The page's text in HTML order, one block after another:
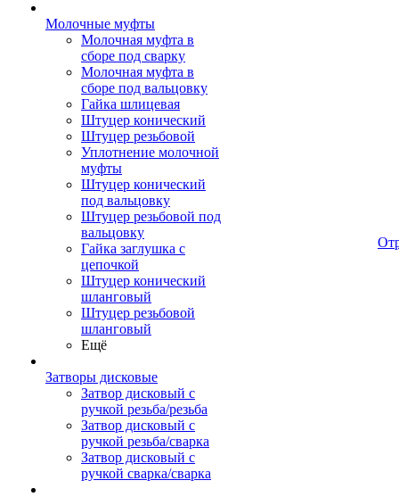
Молочные муфты
Молочная муфта в
сборе под сварку
Молочная муфта в
сборе под вальцовку
Гайка шлицевая
Штуцер конический
Штуцер резьбовой
Уплотнение молочной
муфты
Штуцер конический
под вальцовку
Штуцер резьбовой под
вальцовку
Гайка заглушка с
цепочкой
Штуцер конический
шланговый
Штуцер резьбовой
шланговый
Ещё
Затворы дисковые
Затвор дисковый с
ручкой резьба/резьба
Затвор дисковый с
ручкой резьба/сварка
Затвор дисковый с
ручкой сварка/сварка